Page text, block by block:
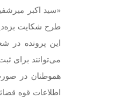
«سید اکبر
طرح شکایت
این پرونده در
می‌توانند برای
اطلاعات قوه قضائیه ۱۵۸۰ تماس حاصل